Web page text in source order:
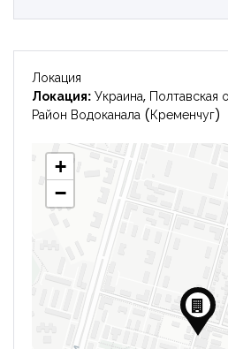
Локация
Локация: Украина, Полтавская
Район Водоканала (Кременчуг)
+
−